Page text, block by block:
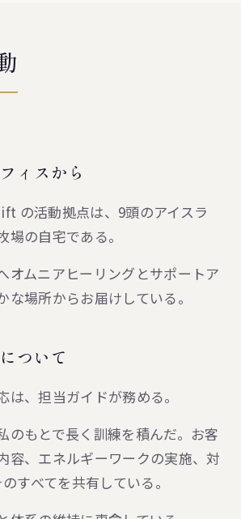
ィスから
の活動拠点は、9頭のアイスラ
場の自宅である。
オムニアヒーリングとサポートア
な場所からお届けしている。
ついて
は、担当ガイドが務める。
のもとで長く訓練を積んだ。お客
容、エネルギーワークの実施、対
すべてを共有している。